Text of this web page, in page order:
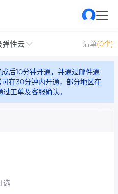
弹性云 清单(0个)
后10分钟开通，并通过邮件通
在30分钟内开通，部分地区在
工单及客服确认。
选